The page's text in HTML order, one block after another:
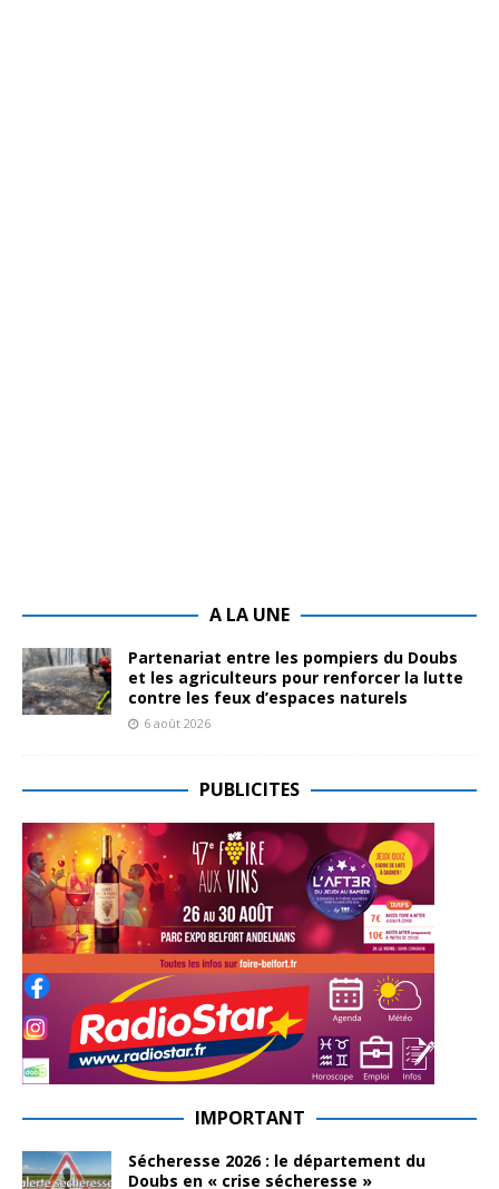
A LA UNE
Partenariat entre les pompiers du Doubs
et les agriculteurs pour renforcer la lutte
contre les feux d’espaces naturels
6 août 2026
PUBLICITES
IMPORTANT
Sécheresse 2026 : le département du
Doubs en « crise sécheresse »